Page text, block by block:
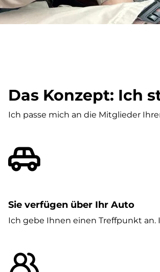
Das Konzept: Ich
Ich passe mich an die Mitglieder
Sie verfügen über Ihr Auto
Ich gebe Ihnen einen Treffpunkt an.